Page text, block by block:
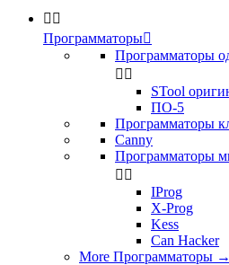
 
Программаторы
Программаторы
 
STool
ПО-5
Программаторы
Canny
Программаторы
 
IProg
X-Prog
Kess
Can Hacker
More Программаторы →